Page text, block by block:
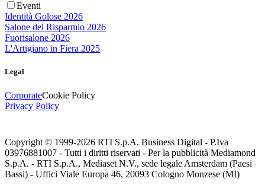
Eventi
Identità Golose 2026
Salone del Risparmio 2026
Fuorisalone 2026
L'Artigiano in Fiera 2025
Legal
CorporateCookie Policy
Privacy Policy
Copyright © 1999-2026 RTI S.p.A. Business Digital - P.Iva
03976881007 - Tutti i diritti riservati - Per la pubblicità Mediamond
S.p.A. - RTI S.p.A., Mediaset N.V., sede legale Amsterdam (Paesi
Bassi) - Uffici Viale Europa 46, 20093 Cologno Monzese (MI)